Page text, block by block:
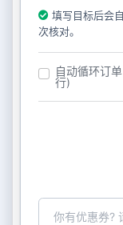
填写目标后会
次核对。
自动循环订
行)